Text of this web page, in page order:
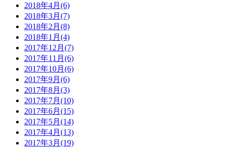
2018年4月(6)
2018年3月(7)
2018年2月(8)
2018年1月(4)
2017年12月(7)
2017年11月(6)
2017年10月(6)
2017年9月(6)
2017年8月(3)
2017年7月(10)
2017年6月(15)
2017年5月(14)
2017年4月(13)
2017年3月(19)